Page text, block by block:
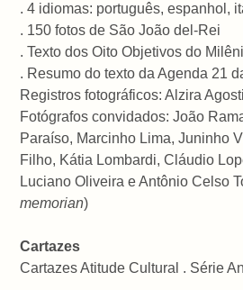
. 4 idiomas: português, espanhol,
. 150 fotos de São João del-Rei
. Texto dos Oito Objetivos do
. Resumo do texto da Agenda 21
Registros fotográficos: Alzira
Fotógrafos convidados: João
Paraíso, Marcinho Lima, Juninho
Filho, Kátia Lombardi, Cláudio
Luciano Oliveira e Antônio Celso
memorian)
Cartazes
Cartazes Atitude Cultural . Série